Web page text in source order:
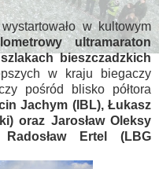
w kultowym
ultramaraton
bieszczadzkich
w kraju biegaczy
pośród blisko półtora
Jachym (IBL), Łukasz
oraz Jarosław Oleksy
Ertel (LBG